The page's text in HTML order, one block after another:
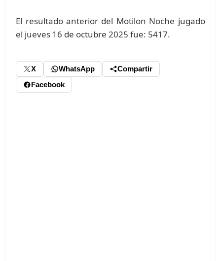
El resultado anterior del Motilon Noche jugado
el jueves 16 de octubre 2025 fue: 5417.
X WhatsApp
Compartir
Facebook